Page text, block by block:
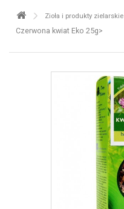
Zioła i produkty zielarskie
Czerwona kwiat Eko 25g>